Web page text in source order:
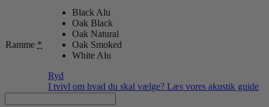
Ramme *
Black Alu
Oak Black
Oak Natural
Oak Smoked
White Alu
Ryd
I tvivl om hvad du skal vælge? Læs vores akustik guide